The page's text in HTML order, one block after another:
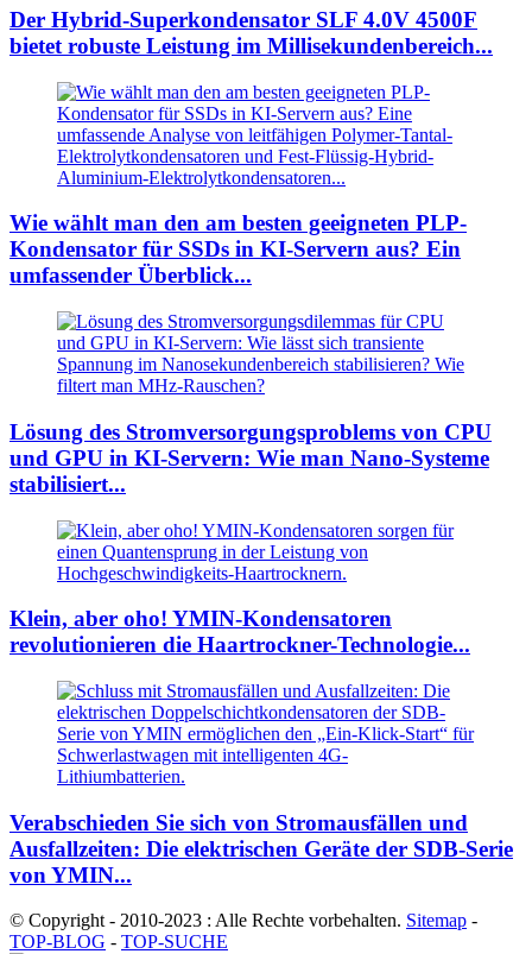
Der Hybrid-Superkondensator SLF 4.0V 4500F
bietet robuste Leistung im Millisekundenbereich...
Wie wählt man den am besten geeigneten PLP-
Kondensator für SSDs in KI-Servern aus? Ein
umfassender Überblick...
Lösung des Stromversorgungsproblems von CPU
und GPU in KI-Servern: Wie man Nano-Systeme
stabilisiert...
Klein, aber oho! YMIN-Kondensatoren
revolutionieren die Haartrockner-Technologie...
Verabschieden Sie sich von Stromausfällen und
Ausfallzeiten: Die elektrischen Geräte der SDB-Serie
von YMIN...
© Copyright - 2010-2023 : Alle Rechte vorbehalten. Sitemap -
TOP-BLOG - TOP-SUCHE